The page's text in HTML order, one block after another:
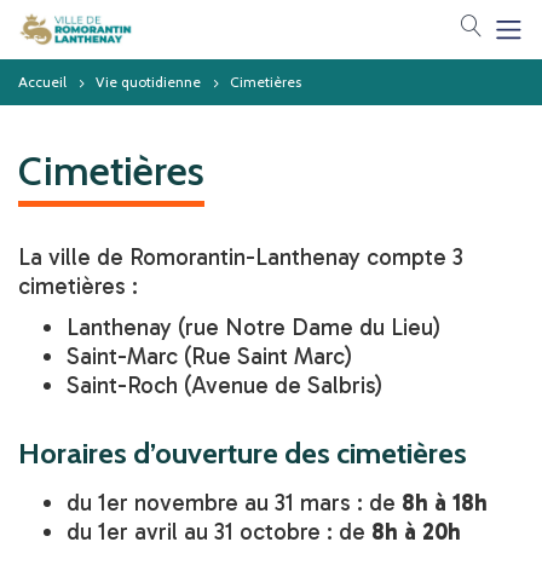
Votre
Accueil Vie quotidienne Cimetières
Cimetières
La ville de Romorantin-Lanthenay compte 3
cimetières :
Lanthenay (rue Notre Dame du Lieu)
Saint-Marc (Rue Saint Marc)
Saint-Roch (Avenue de Salbris)
Horaires d’ouverture des cimetières
du 1er novembre au 31 mars : de 8h à 18h
du 1er avril au 31 octobre : de 8h à 20h